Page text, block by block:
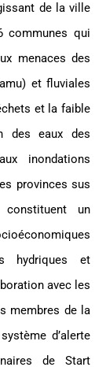
de la ville
communes qui
menaces des
et fluviales
et la faible
des eaux des
inondations
provinces sus
constituent un
hydriques et
avec les
membres de la
d’alerte
de Start